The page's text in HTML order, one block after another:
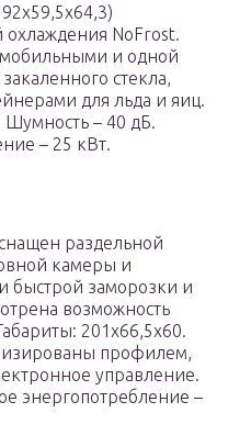
охлаждения NoFrost.
и одной
стекла,
для льда и яиц.
– 40 дБ.
– 25 кВт.
раздельной
камеры и
быстрой заморозки и
возможность
201х66,5х60.
профилем,
управление.
энергопотребление –